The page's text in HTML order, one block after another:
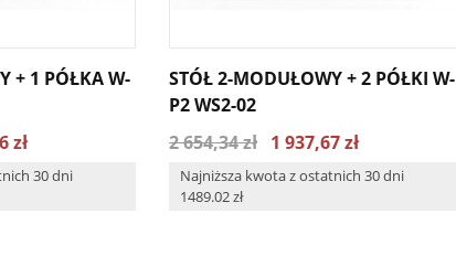
+ 1 PÓŁKA W-
zł
30 dni
STÓŁ 2-MODUŁOWY + 2 PÓŁKI W-
P2 WS2-02
2 654,34 zł 1 937,67 zł
Najniższa kwota z ostatnich 30 dni
1489.02 zł